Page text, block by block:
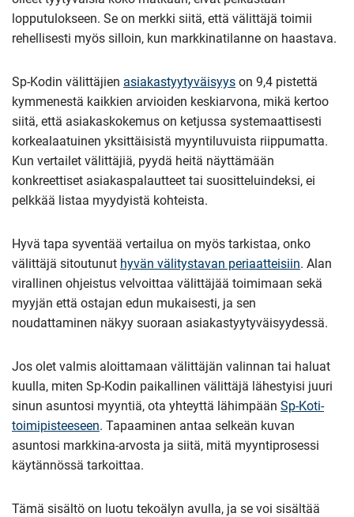
lopputulokseen. Se on merkki siitä, että välittäjä toimii
rehellisesti myös silloin, kun markkinatilanne on haastava.
Sp-Kodin välittäjien asiakastyytyväisyys on 9,4 pistettä
kymmenestä kaikkien arvioiden keskiarvona, mikä kertoo
siitä, että asiakaskokemus on ketjussa systemaattisesti
korkealaatuinen yksittäisistä myyntiluvuista riippumatta.
Kun vertailet välittäjiä, pyydä heitä näyttämään
konkreettiset asiakaspalautteet tai suositteluindeksi, ei
pelkkää listaa myydyistä kohteista.
Hyvä tapa syventää vertailua on myös tarkistaa, onko
välittäjä sitoutunut hyvän välitystavan periaatteisiin. Alan
virallinen ohjeistus velvoittaa välittäjää toimimaan sekä
myyjän että ostajan edun mukaisesti, ja sen
noudattaminen näkyy suoraan asiakastyytyväisyydessä.
Jos olet valmis aloittamaan välittäjän valinnan tai haluat
kuulla, miten Sp-Kodin paikallinen välittäjä lähestyisi juuri
sinun asuntosi myyntiä, ota yhteyttä lähimpään Sp-Koti-
toimipisteeseen. Tapaaminen antaa selkeän kuvan
asuntosi markkina-arvosta ja siitä, mitä myyntiprosessi
käytännössä tarkoittaa.
Tämä sisältö on luotu tekoälyn avulla, ja se voi sisältää